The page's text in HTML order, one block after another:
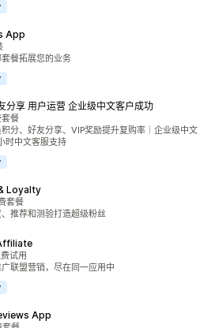
App
餐拓展您的业务
分享 用户运营 企业级中文客户成功
餐
分、好友分享、VIP奖励提升复购率｜企业级中文
时中文客服支持
Loyalty
套餐
推荐和测验打造超级粉丝
试用
联盟营销，尽在同一应用中
App